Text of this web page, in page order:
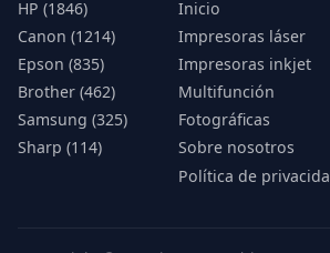
HP (1846)
Canon (1214)
Epson (835)
Brother (462)
Samsung (325)
Sharp (114)
Inicio
Impresoras láser
Impresoras inkjet
Multifunción
Fotográficas
Sobre nosotros
Política de